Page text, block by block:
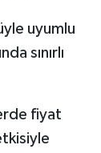
uyumlu
sınırlı
fiyat